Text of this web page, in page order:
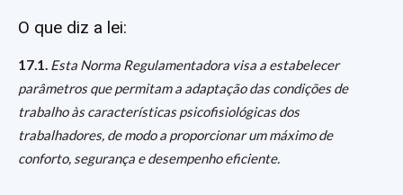
O que diz a lei:
17.1.
Esta Norma Regulamentadora visa a estabelecer
parâmetros que permitam a adaptação das condições de
trabalho às características psicofisiológicas dos
trabalhadores, de modo a proporcionar um máximo de
conforto, segurança e desempenho eficiente.